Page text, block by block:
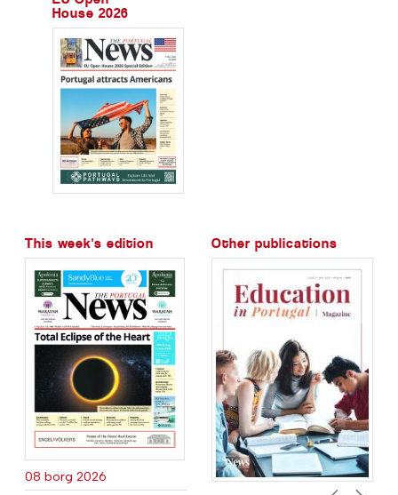
House 2026
This week's edition
08 borg 2026
Other publications